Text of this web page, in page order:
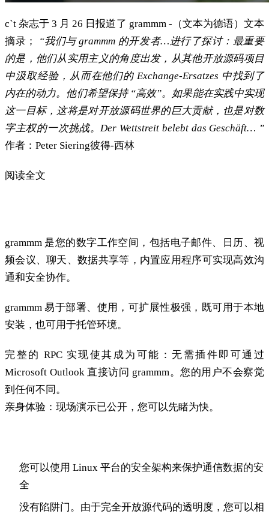
c`t 杂志于 3 月 26 日报道了 grammm -（文本为德语）文本
摘录；
“我们与 grammm 的开发者…进行了探讨：最重要
的是，他们从实用主义的角度出发，从其他开放源码项目
中汲取经验，从而在他们的 Exchange-Ersatzes 中找到了
内在的动力。他们希望保持 “高效”。如果能在实践中实现
这一目标，这将是对开放源码世界的巨大贡献，也是对数
字主权的一次挑战。Der Wettstreit belebt das Geschäft… ”
作者：Peter Siering彼得-西林
阅读全文
grammm 是您的数字工作空间，包括电子邮件、日历、视
频会议、聊天、数据共享等，内置应用程序可实现高效沟
通和安全协作。
grammm 易于部署、使用，可扩展性极强，既可用于本地
安装，也可用于托管环境。
完整的 RPC 实现使其成为可能：无需插件即可通过
Microsoft Outlook 直接访问 grammm。您的用户不会察觉
到任何不同。
亲身体验：现场演示已公开，您可以先睹为快。
您可以使用 Linux 平台的安全架构来保护通信数据的安
全
没有陷阱门。由于完全开放源代码的透明度，您可以相